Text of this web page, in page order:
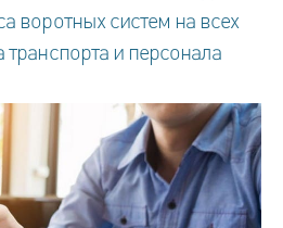
воротных систем на всех
транспорта и персонала